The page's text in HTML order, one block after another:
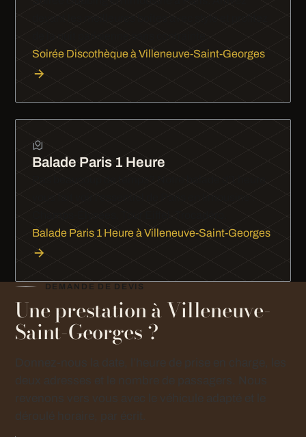
de la nuit parisienne sans contrainte.
Soirée Discothèque à Villeneuve-Saint-Georges
Balade Paris 1 Heure
Champs-Élysées, Tour Eiffel, Trocadéro.
Balade Paris 1 Heure à Villeneuve-Saint-Georges
DEMANDE DE DEVIS
Une prestation à Villeneuve-
Saint-Georges ?